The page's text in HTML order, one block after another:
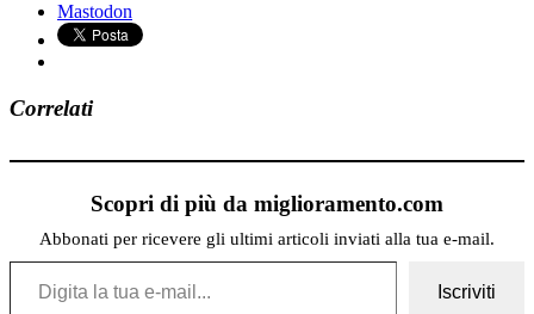
Mastodon
Correlati
Scopri di più da miglioramento.com
Abbonati per ricevere gli ultimi articoli inviati alla tua e-mail.
Digita la tua e-mail...
Iscriviti